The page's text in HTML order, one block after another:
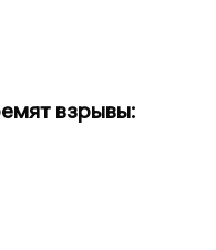
взрывы: